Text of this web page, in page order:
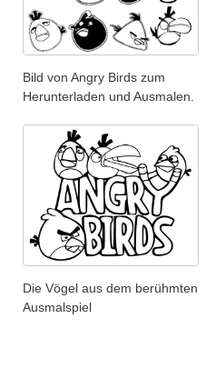
Bild von Angry Birds zum
Herunterladen und Ausmalen.
Die Vögel aus dem berühmten
Ausmalspiel